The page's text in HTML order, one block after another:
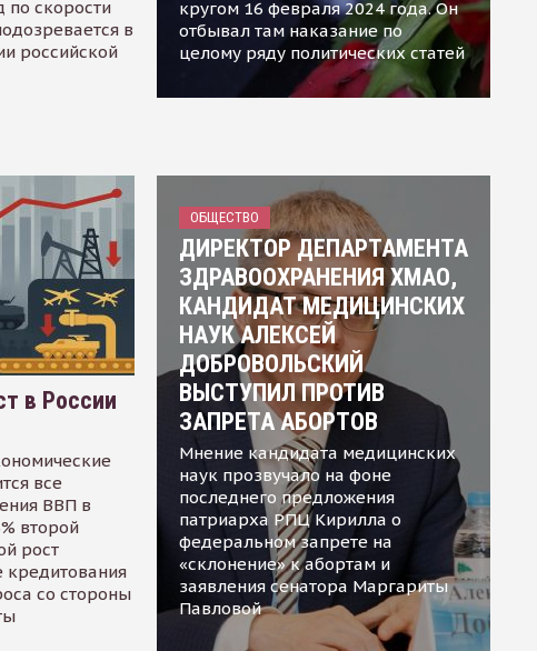
по скорости
в
российской
кругом 16 февраля 2024 года. Он
отбывал там наказание по
целому ряду политических статей
в России
все
ВВП в
второй
рост
кредитования
со стороны
ОБЩЕСТВО
ДИРЕКТОР ДЕПАРТАМЕНТА
ЗДРАВООХРАНЕНИЯ ХМАО,
КАНДИДАТ МЕДИЦИНСКИХ
НАУК АЛЕКСЕЙ
ДОБРОВОЛЬСКИЙ
ВЫСТУПИЛ ПРОТИВ
ЗАПРЕТА АБОРТОВ
Мнение кандидата медицинских
наук прозвучало на фоне
последнего предложения
патриарха РПЦ Кирилла о
федеральном запрете на
«склонение» к абортам и
заявления сенатора Маргариты
Павловой